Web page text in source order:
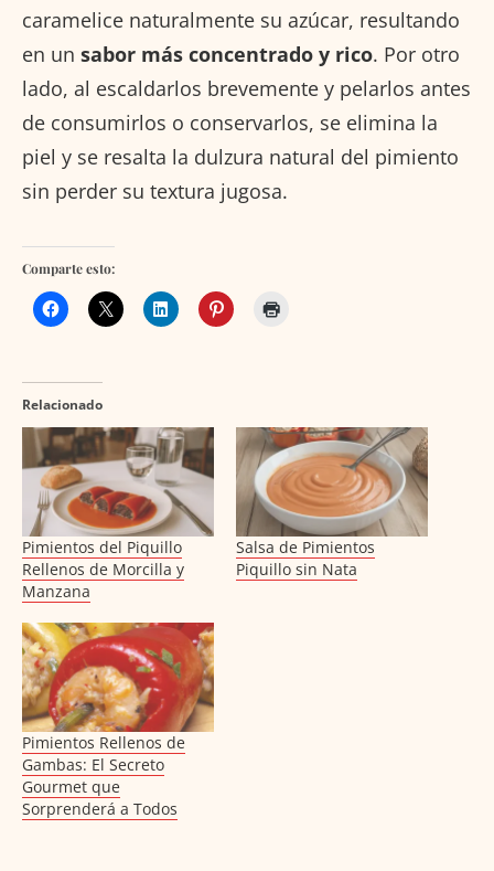
caramelice naturalmente su azúcar, resultando
en un sabor más concentrado y rico. Por otro
lado, al escaldarlos brevemente y pelarlos antes
de consumirlos o conservarlos, se elimina la
piel y se resalta la dulzura natural del pimiento
sin perder su textura jugosa.
Comparte esto:
Relacionado
Pimientos del Piquillo
Rellenos de Morcilla y
Manzana
Salsa de Pimientos
Piquillo sin Nata
Pimientos Rellenos de
Gambas: El Secreto
Gourmet que
Sorprenderá a Todos